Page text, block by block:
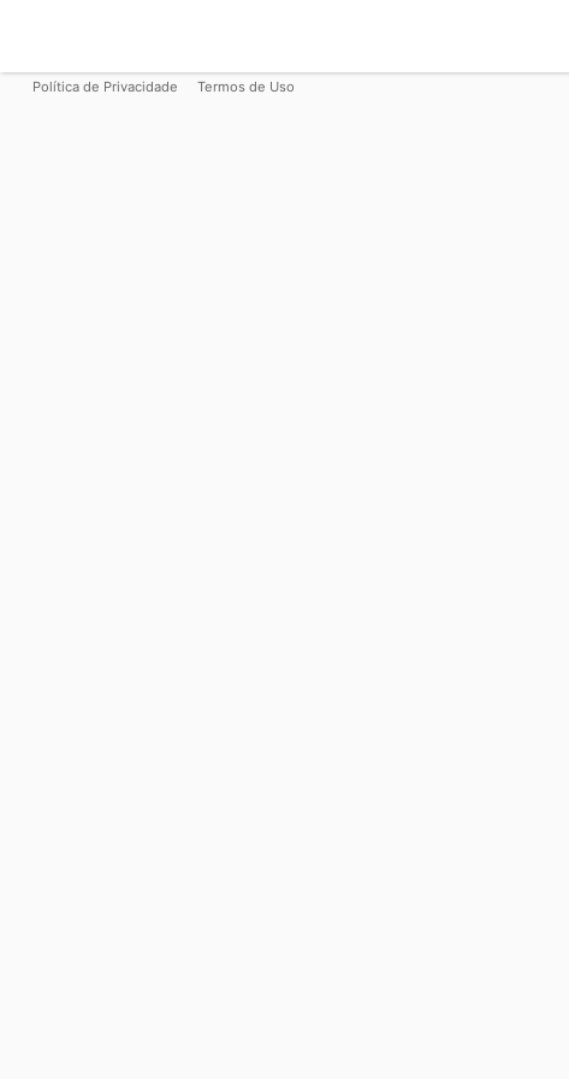
Política de Privacidade Termos de Uso